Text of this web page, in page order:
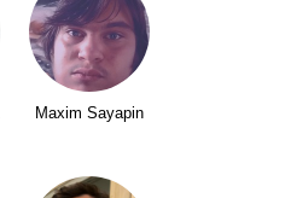
Maxim Sayapin